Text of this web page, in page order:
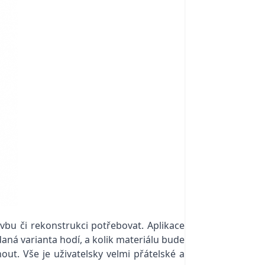
či rekonstrukci potřebovat. Aplikace
varianta hodí, a kolik materiálu bude
Vše je uživatelsky velmi přátelské a